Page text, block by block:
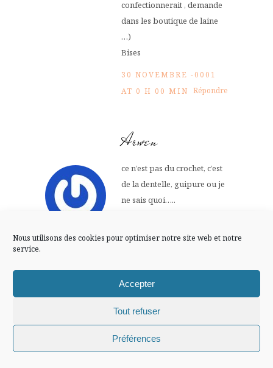
Nous utilisons des cookies pour optimiser notre site web et notre
service.
Accepter
Tout refuser
Préférences
confectionnerait , demande
dans les boutique de laine
…)
Bises
30 NOVEMBRE -0001
AT 0 H 00 MIN Répondre
Arwen
ce n’est pas du crochet, c’est
de la dentelle, guipure ou je
ne sais quoi…..
30 NOVEMBRE -0001
Jeannette
si si je veux plein de choses.
La collection Comptoir des
FLUX INSTA
Suivre sur Instagram
Mentions légales Confidentialité